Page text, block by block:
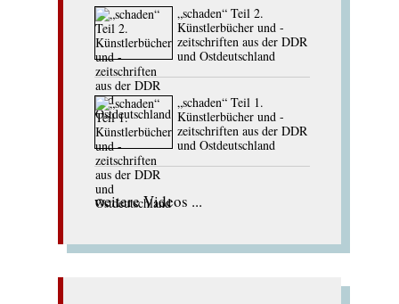
„schaden“ Teil 2.
Künstlerbücher und -
zeitschriften aus der DDR
und Ostdeutschland
„schaden“ Teil 1.
Künstlerbücher und -
zeitschriften aus der DDR
und Ostdeutschland
weitere Videos ...